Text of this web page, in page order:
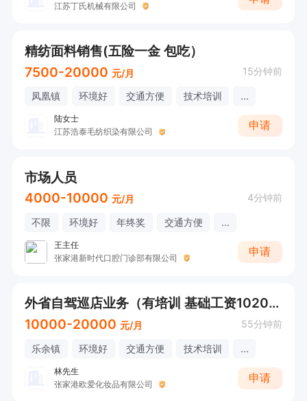
江苏丁氏机械有限公司
精纺面料销售(五险一金 包吃）
7500-20000 元/月 15分钟前
凤凰镇 环境好 交通方便 技术培训 ...
陆女士
江苏浩泰毛纺织染有限公司
申请
市场人员
4000-10000 元/月 4分钟前
不限 环境好 年终奖 交通方便 ...
王主任
张家港新时代口腔门诊部有限公司
申请
外省自驾巡店业务（有培训 基础工资10200元 ）
10000-20000 元/月 55分钟前
乐余镇 环境好 交通方便 技术培训 ...
林先生
张家港欧爱化妆品有限公司
申请